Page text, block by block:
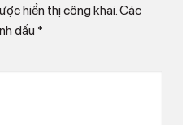
hiển thị công khai.Các
dấu *